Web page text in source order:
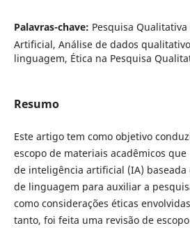
Palavras-chave: Pesquisa
Artificial, Análise de dados
linguagem, Ética na Pesquisa
Resumo
Este artigo tem como objetivo
escopo de materiais acadêmicos
de inteligência artificial (IA) baseada
de linguagem para auxiliar a
como considerações éticas
tanto, foi feita uma revisão de